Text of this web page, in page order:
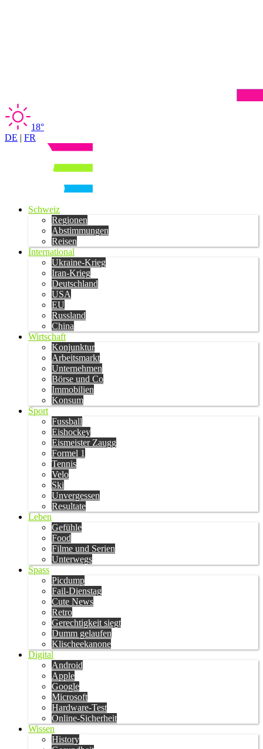
18°
DE | FR
Schweiz
Regionen
Abstimmungen
Reisen
International
Ukraine-Krieg
Iran-Krieg
Deutschland
USA
EU
Russland
China
Wirtschaft
Konjunktur
Arbeitsmarkt
Unternehmen
Börse und Co
Immobilien
Konsum
Sport
Fussball
Eishockey
Eismeister Zaugg
Formel 1
Tennis
Velo
Ski
Unvergessen
Resultate
Leben
Gefühle
Food
Filme und Serien
Unterwegs
Spass
Picdump
Fail-Dienstag
Cute News
Retro
Gerechtigkeit siegt
Dumm gelaufen
Klischeekanone
Digital
Android
Apple
Google
Microsoft
Hardware-Test
Online-Sicherheit
Wissen
History